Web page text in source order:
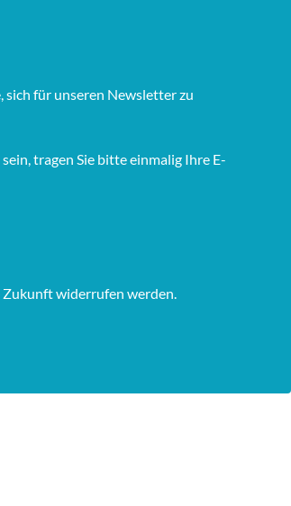
für unseren Newsletter zu
tragen Sie bitte einmalig Ihre E-
widerrufen werden.